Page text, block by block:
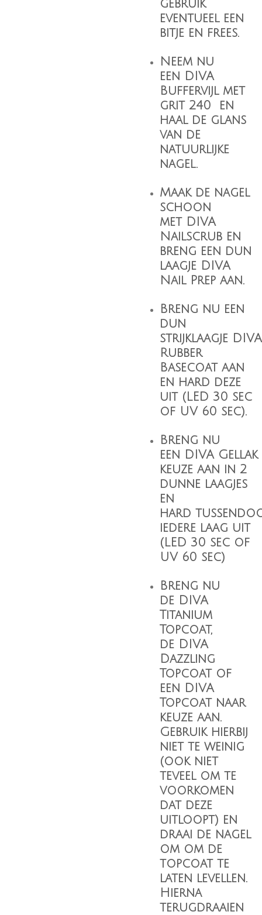
gebruik
eventueel een
bitje en frees.
Neem nu
een DIVA
Buffervijlmet
grit 240 en
haal de glans
van de
natuurlijke
nagel.
Maak de nagel
schoon
met DIVA
Nailscrub en
breng een dun
laagje DIVA
Nail Prep aan.
Breng nu een
dun
strijklaagje DIVA
Rubber
Basecoataan
en hard deze
uit (LED 30 sec
of UV 60 sec).
Breng nu
een DIVA Gellak
keuze aan in 2
dunne laagjes
en
hard
iedere laag uit
(LED 30 sec of
UV 60 sec)
Breng nu
de DIVA
Titanium
Topcoat,
de DIVA
Dazzling
Topcoatof
een DIVA
Topcoatnaar
keuze aan.
Gebruik hierbij
niet te weinig
(ook niet
teveel om te
voorkomen
dat deze
uitloopt) en
draai de nagel
om om de
topcoat te
laten levellen.
Hierna
terugdraaien